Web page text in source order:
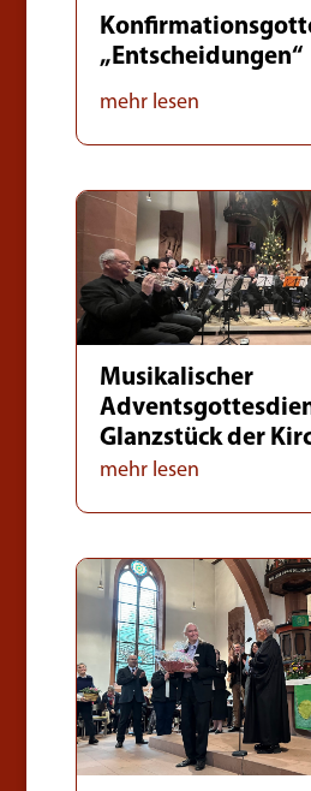
„Entscheidungen“
mehr lesen
Musikalischer
Glanzstück der
mehr lesen